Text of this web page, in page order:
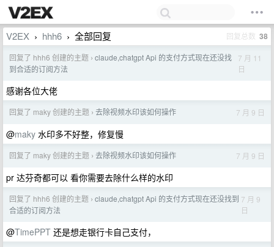
V2EX › hhh6 › 全部回复 回复总数 38
回复了 hhh6 创建的主题 › claude,chatgpt Api 的支付方式现在还没找
到合适的订阅方法
7 月 11
日
感谢各位大佬
回复了 maky 创建的主题 › 去除视频水印该如何操作 7 月 9 日
@maky 水印多不好整，修复慢
回复了 maky 创建的主题 › 去除视频水印该如何操作 7 月 9 日
pr 达芬奇都可以 看你需要去除什么样的水印
回复了 hhh6 创建的主题 › claude,chatgpt Api 的支付方式现在还没找到
合适的订阅方法
7 月 9
日
@TimePPT 还是想走银行卡自己支付，